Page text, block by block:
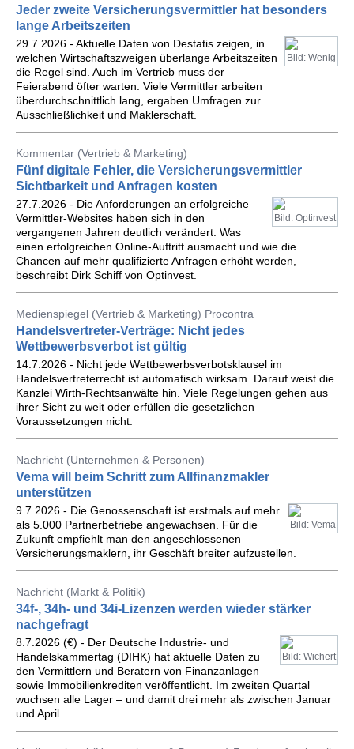
Jeder zweite Versicherungsvermittler hat besonders
lange Arbeitszeiten
Bild: Wenig
29.7.2026 - Aktuelle Daten von Destatis zeigen, in
welchen Wirtschaftszweigen überlange Arbeitszeiten
die Regel sind. Auch im Vertrieb muss der
Feierabend öfter warten: Viele Vermittler arbeiten
überdurchschnittlich lang, ergaben Umfragen zur
Ausschließlichkeit und Maklerschaft.
Kommentar (Vertrieb & Marketing)
Fünf digitale Fehler, die Versicherungsvermittler
Sichtbarkeit und Anfragen kosten
Bild: Optinvest
27.7.2026 - Die Anforderungen an erfolgreiche
Vermittler-Websites haben sich in den
vergangenen Jahren deutlich verändert. Was
einen erfolgreichen Online-Auftritt ausmacht und wie die
Chancen auf mehr qualifizierte Anfragen erhöht werden,
beschreibt Dirk Schiff von Optinvest.
Medienspiegel (Vertrieb & Marketing) Procontra
Handelsvertreter-Verträge: Nicht jedes
Wettbewerbsverbot ist gültig
14.7.2026 - Nicht jede Wettbewerbsverbotsklausel im
Handelsvertreterrecht ist automatisch wirksam. Darauf weist die
Kanzlei Wirth-Rechtsanwälte hin. Viele Regelungen gehen aus
ihrer Sicht zu weit oder erfüllen die gesetzlichen
Voraussetzungen nicht.
Nachricht (Unternehmen & Personen)
Vema will beim Schritt zum Allfinanzmakler
unterstützen
Bild: Vema
9.7.2026 - Die Genossenschaft ist erstmals auf mehr
als 5.000 Partnerbetriebe angewachsen. Für die
Zukunft empfiehlt man den angeschlossenen
Versicherungsmaklern, ihr Geschäft breiter aufzustellen.
Nachricht (Markt & Politik)
34f-, 34h- und 34i-Lizenzen werden wieder stärker
nachgefragt
Bild: Wichert
8.7.2026 (€) - Der Deutsche Industrie- und
Handelskammertag (DIHK) hat aktuelle Daten zu
den Vermittlern und Beratern von Finanzanlagen
sowie Immobilienkrediten veröffentlicht. Im zweiten Quartal
wuchsen alle Lager – und damit drei mehr als zwischen Januar
und April.